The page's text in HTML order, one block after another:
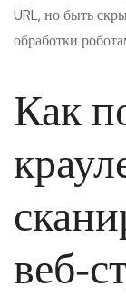
URL, но быть
обработки
Как